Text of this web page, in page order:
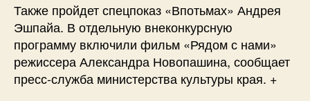
Также пройдет спецпоказ «Впотьмах» Андрея
Эшпайа. В отдельную внеконкурсную
программу включили фильм «Рядом с нами»
режиссера Александра Новопашина, сообщает
пресс-служба министерства культуры края. +